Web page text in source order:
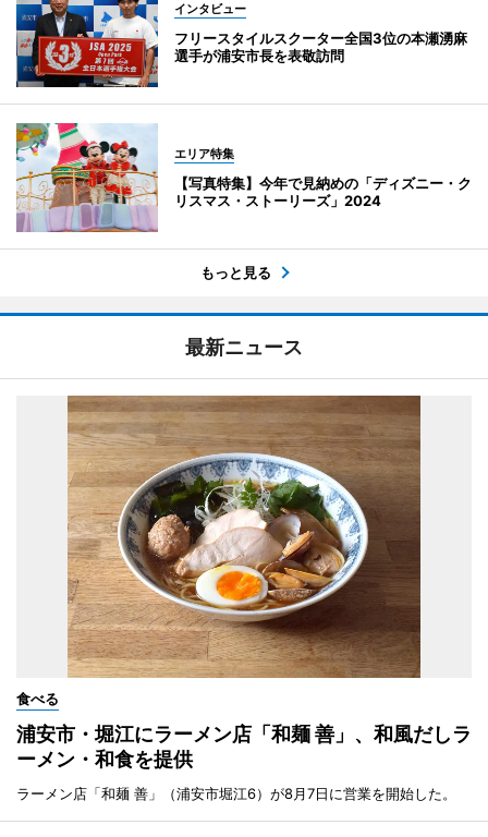
インタビュー
フリースタイルスクーター全国3位の本瀬湧麻
選手が浦安市長を表敬訪問
エリア特集
【写真特集】今年で見納めの「ディズニー・ク
リスマス・ストーリーズ」2024
もっと見る
最新ニュース
食べる
浦安市・堀江にラーメン店「和麺 善」、和風だしラ
ーメン・和食を提供
ラーメン店「和麺 善」（浦安市堀江6）が8月7日に営業を開始した。